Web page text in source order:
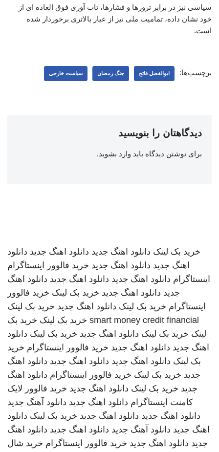
سیاسی نیز در برابر ترورها و فشارها، تاب آوری فوق العاده ای از
خود نشان داده، تمامیت ملی نیز از عیار بالاتری برخوردار شده
است.
برچسب‌ها: ابوالفضل فاتح جنگ رمضان سیاست خارجی
دیدگاهتان را بنویسید
برای نوشتن دیدگاه باید وارد بشوید.
خرید بک لینک دانلود اهنگ جدید دانلود اهنگ جدید دانلود
اهنگ جدید دانلود اهنگ جدید خرید فالوور اینستاگرام
اینستاگرام دانلود اهنگ جدید دانلود اهنگ جدید دانلود اهنگ
جدید دانلود اهنگ جدید خرید بک لینک خرید فالوور
اینستاگرام خرید بک لینک دانلود اهنگ جدید خرید بک لینک
smart money credit financial خرید بک لینک خرید بک
لینک خرید بک لینک دانلود اهنگ جدید خرید بک لینک دانلود
اهنگ جدید دانلود اهنگ جدید خرید فالوور اینستاگرام خرید
بک لینک دانلود اهنگ جدید دانلود اهنگ جدید دانلود اهنگ
جدید خرید بک لینک خرید فالوور اینستاگرام دانلود اهنگ
جدید خرید بک لینک دانلود اهنگ جدید خرید فالوور لایک
کامنت اینستاگرام دانلود اهنگ جدید دانلود آهنگ جدید
دانلود اهنگ جدید دانلود اهنگ جدید خرید بک لینک دانلود
اهنگ جدید دانلود آهنگ جدید دانلود اهنگ جدید دانلود اهنگ
جدید دانلود اهنگ جدید خرید فالوور اینستاگرام خرید شال